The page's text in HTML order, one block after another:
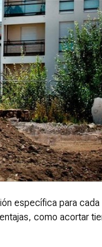
específica para cada
como acortar